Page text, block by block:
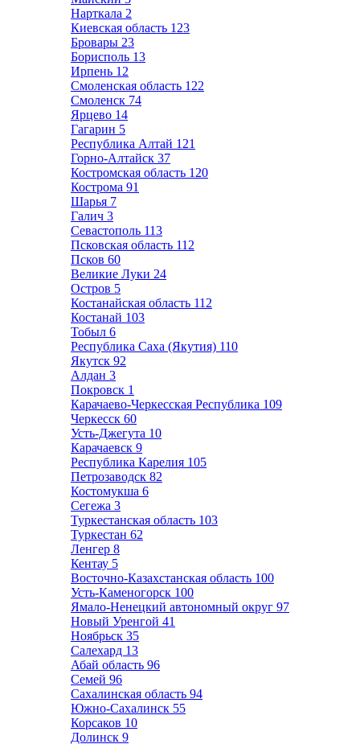
Нарткала 2
Киевская область 123
Бровары 23
Борисполь 13
Ирпень 12
Смоленская область 122
Смоленск 74
Ярцево 14
Гагарин 5
Республика Алтай 121
Горно-Алтайск 37
Костромская область 120
Кострома 91
Шарья 7
Галич 3
Севастополь 113
Псковская область 112
Псков 60
Великие Луки 24
Остров 5
Костанайская область 112
Костанай 103
Тобыл 6
Республика Саха (Якутия) 110
Якутск 92
Алдан 3
Покровск 1
Карачаево-Черкесская Республика 109
Черкесск 60
Усть-Джегута 10
Карачаевск 9
Республика Карелия 105
Петрозаводск 82
Костомукша 6
Сегежа 3
Туркестанская область 103
Туркестан 62
Ленгер 8
Кентау 5
Восточно-Казахстанская область 100
Усть-Каменогорск 100
Ямало-Ненецкий автономный округ 97
Новый Уренгой 41
Ноябрьск 35
Салехард 13
Абай область 96
Семей 96
Сахалинская область 94
Южно-Сахалинск 55
Корсаков 10
Долинск 9